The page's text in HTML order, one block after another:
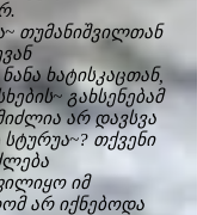
თუმანიშვილთან
ხატისკაცთან,
გახსენებამ
არ დავსვა
თქვენი
იმ
არ იქნებოდა